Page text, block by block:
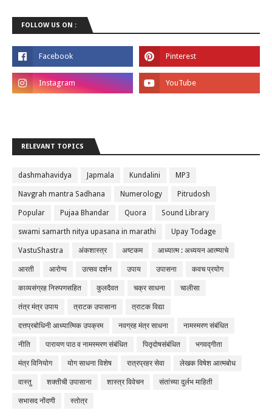
FOLLOW US ON :
RELEVANT TOPICS
dashmahavidya Japmala Kundalini MP3
Navgrah mantra Sadhana Numerology Pitrudosh
Popular Pujaa Bhandar Quora Sound Library
swami samarth nitya upasana in marathi Upay Todage
VastuShastra अंकशास्त्र अष्टकम आध्यात्म : अध्ययन आत्म्याचे
आरती आरोग्य उत्सव दर्शन उपाय उपासना कवच प्रयोग
काव्यसंग्रह निरुपणसहित कुलदैवत चक्र साधना चालीसा
तंत्र मंत्र उपाय त्राटक उपासाना त्राटक विद्या
दत्तप्रबोधिनी आध्यात्मिक उपक्रम नवग्रह मंत्र साधना नामस्मरण संबंधित
नीति पारायण पाठ व नामस्मरण संबंधित पितृदोषसंबंधित भगवद्गीता
मंत्र विनियोग योग साधना विशेष रात्रप्रहर सेवा लेखक विषेश आत्मबोध
वास्तु शक्तीची उपासाना शास्त्र विवेचन संतांच्या दुर्लभ माहिती
सभासद नोंदणी स्तोत्र